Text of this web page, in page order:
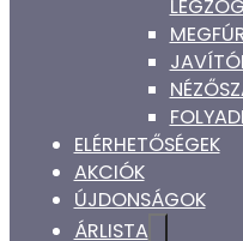
ELÉRHETŐSÉGEK
AKCIÓK
ÚJDONSÁGOK
ÁRLISTA